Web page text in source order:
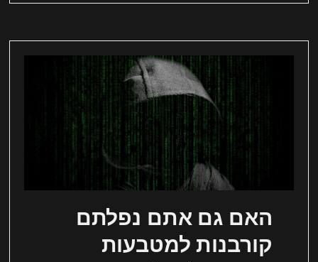
האם גם אתם נפלתם
קורבנות למטבעות